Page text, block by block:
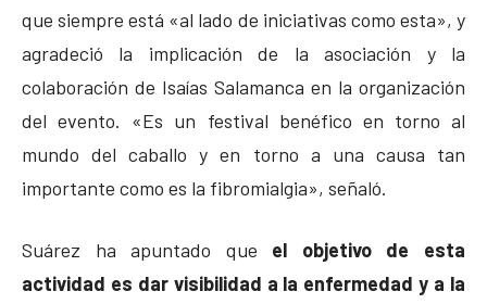
que siempre está «al lado de iniciativas como esta», y
agradeció la implicación de la asociación y la
colaboración de Isaías Salamanca en la organización
del evento. «Es un festival benéfico en torno al
mundo del caballo y en torno a una causa tan
importante como es la fibromialgia», señaló.
Suárez ha apuntado que el objetivo de esta
actividad es dar visibilidad a la enfermedad y a la